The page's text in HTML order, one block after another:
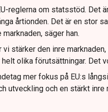
reglerna om statsstöd. Det
årtionden. Det är en stor
säger han.
stärker den inre
olika förutsättningar. Det
mer fokus på EU:s
utveckling och en stärkt